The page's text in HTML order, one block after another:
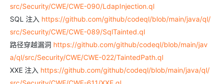
src/Security/CWE/CWE-090/LdapInjection.ql
SQL 注入 https://github.com/github/codeql/blob/main/java/ql/
src/Security/CWE/CWE-089/SqlTainted.ql
路径穿越漏洞 https://github.com/github/codeql/blob/main/jav
a/ql/src/Security/CWE/CWE-022/TaintedPath.ql
XXE 注入 https://github.com/github/codeql/blob/main/java/ql/